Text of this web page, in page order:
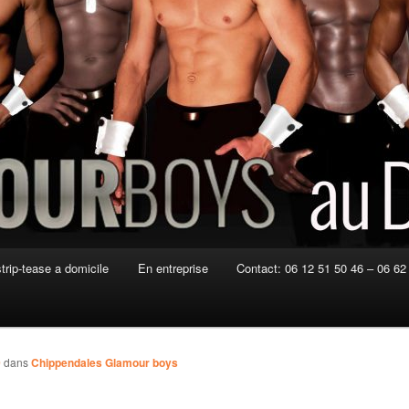
tease a domicile En entreprise Contact: 06 12 51 50 46 – 06
dansChippendales Glamour boys